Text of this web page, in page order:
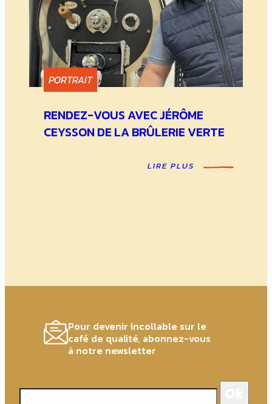
PORTRAIT
RENDEZ-VOUS AVEC JÉRÔME
CEYSSON DE LA BRÛLERIE VERTE
LIRE PLUS
Pour devenir incollable sur le
café de qualité, abonnez-vous
à notre newsletter